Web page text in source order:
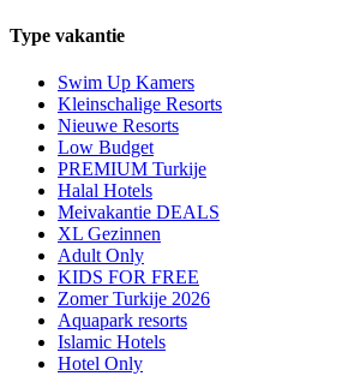
Type vakantie
Swim Up Kamers
Kleinschalige Resorts
Nieuwe Resorts
Low Budget
PREMIUM Turkije
Halal Hotels
Meivakantie DEALS
XL Gezinnen
Adult Only
KIDS FOR FREE
Zomer Turkije 2026
Aquapark resorts
Islamic Hotels
Hotel Only